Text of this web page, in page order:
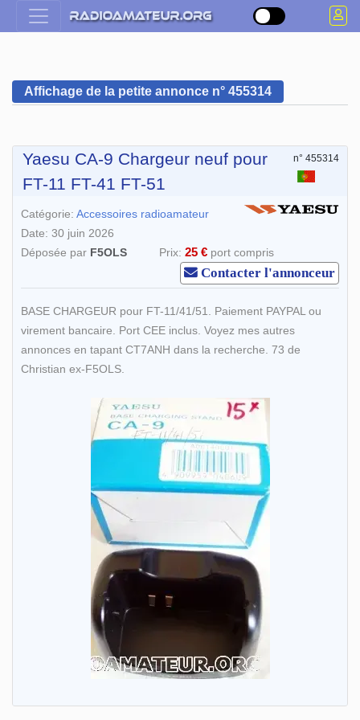
Affichage de la petite annonce n° 455314
Yaesu CA-9 Chargeur neuf pour
FT-11 FT-41 FT-51
n° 455314
Catégorie: Accessoires radioamateur
Date: 30 juin 2026
Déposée par F5OLS Prix: 25 € port compris
Contacter l'annonceur
BASE CHARGEUR pour FT-11/41/51. Paiement PAYPAL ou
virement bancaire. Port CEE inclus. Voyez mes autres
annonces en tapant CT7ANH dans la recherche. 73 de
Christian ex-F5OLS.